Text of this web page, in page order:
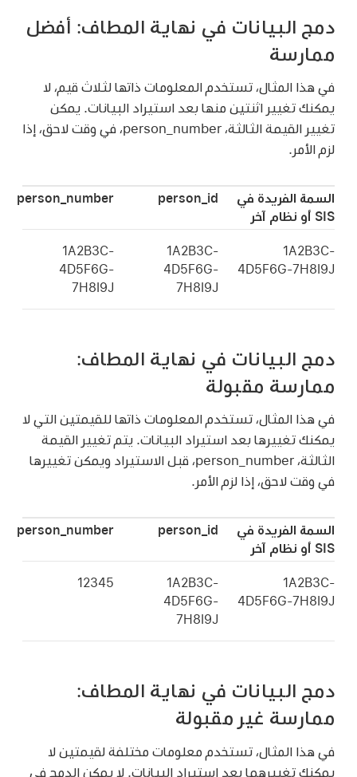
دمج البيانات في نهاية المطاف: أفضل
ممارسة
في هذا المثال، تستخدم المعلومات ذاتها لثلاث قيم، لا
يمكنك تغيير اثنتين منها بعد استيراد البيانات. يمكن
تغيير القيمة الثالثة، person_number، في وقت لاحق، إذا
لزم الأمر.
السمة الفريدة في
SIS أو نظام آخر
person_id
person_number
‎1A2B3C-
4D5F6G-7H8I9J
‎1A2B3C-
4D5F6G-
7H8I9J
‎1A2B3C-
4D5F6G-
7H8I9J
دمج البيانات في نهاية المطاف:
ممارسة مقبولة
في هذا المثال، تستخدم المعلومات ذاتها للقيمتين التي لا
يمكنك تغييرها بعد استيراد البيانات. يتم تغيير القيمة
الثالثة، person_number، قبل الاستيراد ويمكن تغييرها
في وقت لاحق، إذا لزم الأمر.
السمة الفريدة في
SIS أو نظام آخر
person_id
person_number
‎1A2B3C-
4D5F6G-7H8I9J
‎1A2B3C-
4D5F6G-
7H8I9J
‎12345
دمج البيانات في نهاية المطاف:
ممارسة غير مقبولة
في هذا المثال، تستخدم معلومات مختلفة لقيمتين لا
يمكنك تغييرهما بعد استيراد البيانات. لا يمكن الدمج في